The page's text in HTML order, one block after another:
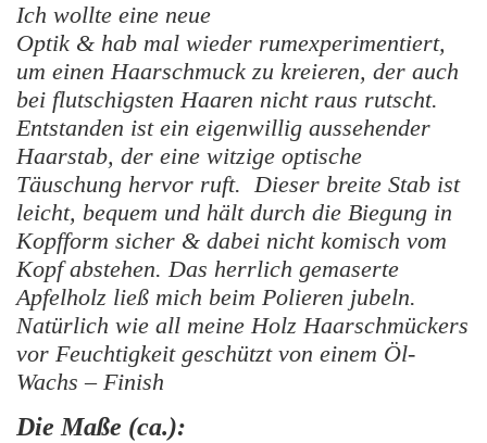
Ich wollte eine neue
Optik & hab mal wieder rumexperimentiert,
um einen Haarschmuck zu kreieren, der auch
bei flutschigsten Haaren nicht raus rutscht.
Entstanden ist ein eigenwillig aussehender
Haarstab, der eine witzige optische
Täuschung hervor ruft. Dieser breite Stab ist
leicht, bequem und hält durch die Biegung in
Kopfform sicher & dabei nicht komisch vom
Kopf abstehen. Das herrlich gemaserte
Apfelholz ließ mich beim Polieren jubeln.
Natürlich wie all meine Holz Haarschmückers
vor Feuchtigkeit geschützt von einem Öl-
Wachs – Finish
Die Maße (ca.):